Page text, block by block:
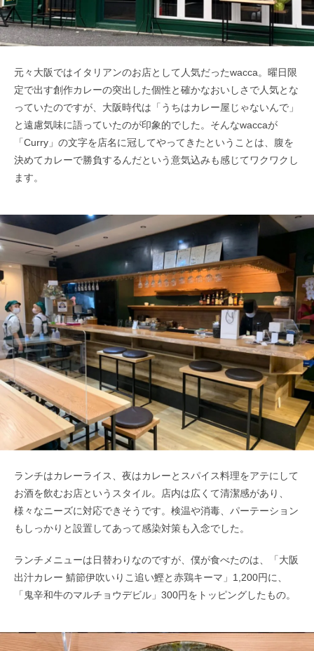
元々大阪ではイタリアンのお店として人気だったwacca。曜日限
定で出す創作カレーの突出した個性と確かなおいしさで人気とな
っていたのですが、大阪時代は「うちはカレー屋じゃないんで」
と遠慮気味に語っていたのが印象的でした。そんなwaccaが
「Curry」の文字を店名に冠してやってきたということは、腹を
決めてカレーで勝負するんだという意気込みも感じてワクワクし
ます。
ランチはカレーライス、夜はカレーとスパイス料理をアテにして
お酒を飲むお店というスタイル。店内は広くて清潔感があり、
様々なニーズに対応できそうです。検温や消毒、パーテーション
もしっかりと設置してあって感染対策も入念でした。
ランチメニューは日替わりなのですが、僕が食べたのは、「大阪
出汁カレー 鯖節伊吹いりこ追い鰹と赤鶏キーマ」1,200円に、
「鬼辛和牛のマルチョウデビル」300円をトッピングしたもの。